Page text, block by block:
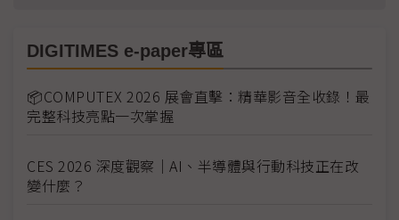
DIGITIMES e-paper專區
📦COMPUTEX 2026 展會直擊：精華影音全收錄！最
完整科技亮點一次掌握
CES 2026 深度觀察｜AI、半導體與行動科技正在改
變什麼？